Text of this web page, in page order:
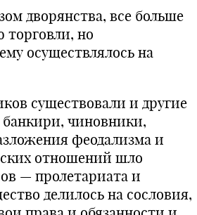
дворянства, все больше
торговли, но
осуществлялось на
существовали и другие
чиновники,
феодализма и
отношений шло
— пролетариата и
делилось на сословия,